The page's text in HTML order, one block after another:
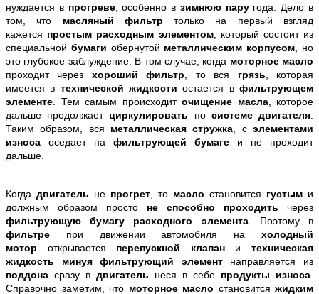
нуждается в прогреве, особенно в зимнюю паругода. Дело в
том, что масляный фильтр только на первый взгляд
кажется простым расходным элементом, который состоит из
специальной бумаги обернутой металлическим корпусом , но
это глубокое заблуждение. В том случае, когда моторное масло
проходит через хороший фильтр , то вся грязь , которая
имеется в технической жидкостиостается вфильтрующем
элементе . Тем самым происходит очищение масла, которое
дальше продолжает циркулировать по системе двигателя
Таким образом, вся металлическая стружка , сэлементами
износа оседает на фильтрующей бумаге и не проходит
дальше.
Когда двигатель не прогрет , то масло становится густым и
должным образом просто не способно проходить через
фильтрующую бумагу расходного элемента. Поэтому в
фильтре при движении автомобиля на холодный
мотор открывается перепускной клапанитехническая
жидкость минуя фильтрующий элементнаправляется из
поддона сразу в двигатель неся в себе продукты износа
Справочно заметим, что моторное масло становится жидким